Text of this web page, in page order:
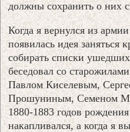
должны сохранить о них
Когда я вернулся из
появилась идея заняться
собирать списки
беседовал со
Павлом Киселевым,
Прошуниным, Семеном
1880-1883 годов
накапливался, а когда я